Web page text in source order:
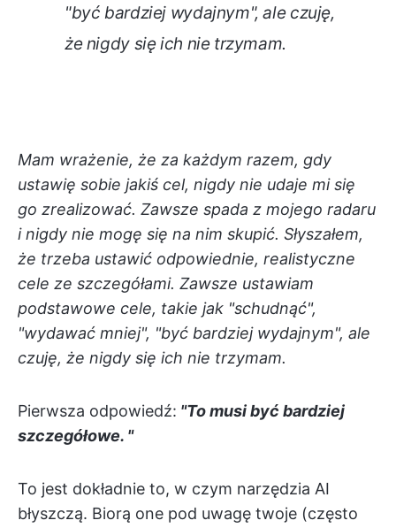
"być bardziej wydajnym", ale czuję,
że nigdy się ich nie trzymam.
Mam wrażenie, że za każdym razem, gdy
ustawię sobie jakiś cel, nigdy nie udaje mi się
go zrealizować. Zawsze spada z mojego radaru
i nigdy nie mogę się na nim skupić. Słyszałem,
że trzeba ustawić odpowiednie, realistyczne
cele ze szczegółami. Zawsze ustawiam
podstawowe cele, takie jak "schudnąć",
"wydawać mniej", "być bardziej wydajnym", ale
czuję, że nigdy się ich nie trzymam.
Pierwsza odpowiedź: "To musi być bardziej
szczegółowe. "
To jest dokładnie to, w czym narzędzia AI
błyszczą. Biorą one pod uwagę twoje (często